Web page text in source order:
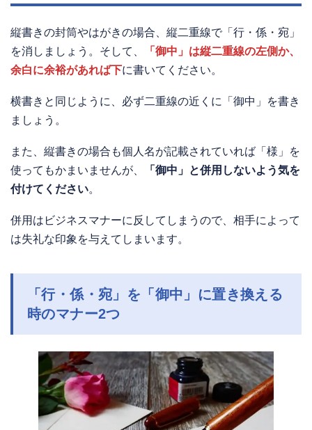
縦書きの封筒やはがきの場合、縦二重線で「行・係・宛」
を消しましょう。そして、
「御中」は縦二重線の左側か、
余白に余裕があれば下に書いてください。
横書きと同じように、必ず二重線の近くに「御中」を書き
ましょう。
また、縦書きの場合も個人名が記載されていれば「様」を
使ってもかまいませんが、
「御中」と併用しないよう気を
付けてください。
併用はビジネスマナーに反してしまうので、相手によって
は失礼な印象を与えてしまいます。
「行・係・宛」を「御中」に置き換える
時のマナー2つ